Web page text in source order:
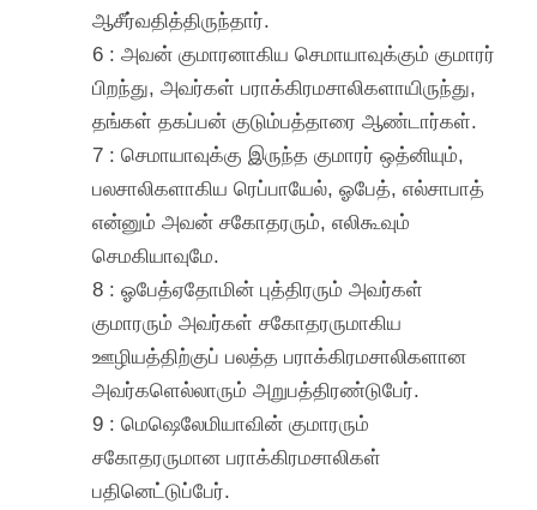
ஆசீர்வதித்திருந்தார்.
6 : அவன் குமாரனாகிய செமாயாவுக்கும் குமாரர்
பிறந்து, அவர்கள் பராக்கிரமசாலிகளாயிருந்து,
தங்கள் தகப்பன் குடும்பத்தாரை ஆண்டார்கள்.
7 : செமாயாவுக்கு இருந்த குமாரர் ஒத்னியும்,
பலசாலிகளாகிய ரெப்பாயேல், ஓபேத், எல்சாபாத்
என்னும் அவன் சகோதரரும், எலிகூவும்
செமகியாவுமே.
8 : ஓபேத்ஏதோமின் புத்திரரும் அவர்கள்
குமாரரும் அவர்கள் சகோதரருமாகிய
ஊழியத்திற்குப் பலத்த பராக்கிரமசாலிகளான
அவர்களெல்லாரும் அறுபத்திரண்டுபேர்.
9 : மெஷெலேமியாவின் குமாரரும்
சகோதரருமான பராக்கிரமசாலிகள்
பதினெட்டுப்பேர்.